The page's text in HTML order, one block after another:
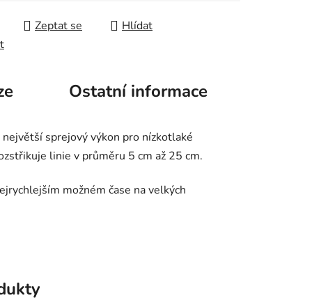
Zeptat se
Hlídat
Ostatní informace
sprejový výkon pro nízkotlaké
linie v průměru 5 cm až 25 cm.
možném čase na velkých